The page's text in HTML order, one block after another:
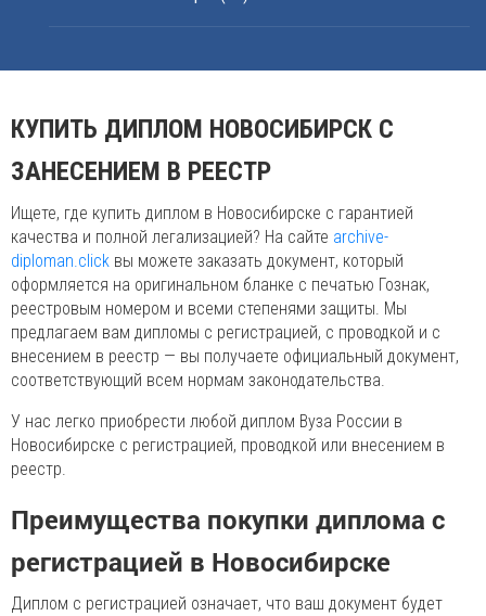
КУПИТЬ ДИПЛОМ НОВОСИБИРСК С
ЗАНЕСЕНИЕМ В РЕЕСТР
Ищете, где купить диплом в Новосибирске с гарантией
качества и полной легализацией? На сайте archive-
diploman.click вы можете заказать документ, который
оформляется на оригинальном бланке с печатью Гознак,
реестровым номером и всеми степенями защиты. Мы
предлагаем вам дипломы с регистрацией, с проводкой и с
внесением в реестр — вы получаете официальный документ,
соответствующий всем нормам законодательства.
У нас легко приобрести любой диплом Вуза России в
Новосибирске с регистрацией, проводкой или внесением в
реестр.
Преимущества покупки диплома с
регистрацией в Новосибирске
Диплом с регистрацией означает, что ваш документ будет